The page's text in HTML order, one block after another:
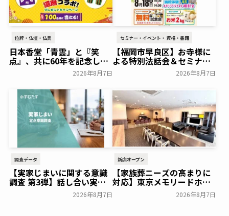
位牌・仏壇・仏具
日本香堂「青雲」と『笑
点』、共に60年を記念した
初コラボ！オリジナルグッ
ズのプレゼントキャンペー
ンを実施～日本香堂～
一般公開
2026年8月7日
セミナー・イベント・資格・書籍
【福岡市早良区】お寺様に
よる特別法話会＆セミナー
特典「無料試食会」を8月
18日(月)にシティホール飯
倉にて開催！～ベルコ～
一般公開
2026年8月7日
調査データ
【実家じまいに関する意識
調査 第3弾】話し合い実施
率は29.5％で前回から低
下。「大相続時代」でも家
2026年8月7日
新店オープン
【家族葬ニーズの高まりに
対応】東京メモリードホー
ルに貸切型家族葬空間『第
８ホール～Living～』オー
2026年8月7日